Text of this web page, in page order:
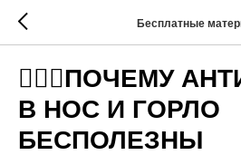
Бесплатные
👩🏼‍⚕️ПОЧЕМУ
В НОС И ГОРЛО
БЕСПОЛЕЗНЫ